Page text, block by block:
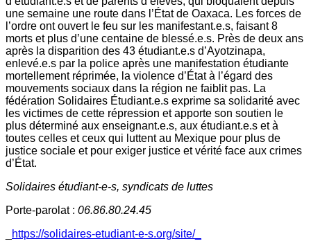
une semaine une route dans l’État de Oaxaca. Les forces de
l’ordre ont ouvert le feu sur les manifestant.e.s, faisant 8
morts et plus d’une centaine de blessé.e.s. Près de deux ans
après la disparition des 43 étudiant.e.s d’Ayotzinapa,
enlevé.e.s par la police après une manifestation étudiante
mortellement réprimée, la violence d’État à l’égard des
mouvements sociaux dans la région ne faiblit pas. La
fédération Solidaires Étudiant.e.s exprime sa solidarité avec
les victimes de cette répression et apporte son soutien le
plus déterminé aux enseignant.e.s, aux étudiant.e.s et à
toutes celles et ceux qui luttent au Mexique pour plus de
justice sociale et pour exiger justice et vérité face aux crimes
d’État.
Solidaires étudiant-e-s, syndicats de luttes
Porte-parolat : 06.86.80.24.45
https://solidaires-etudiant-e-s.org/site/_